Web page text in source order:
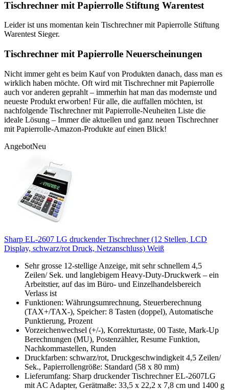
Tischrechner mit Papierrolle Stiftung Warentest
Leider ist uns momentan kein Tischrechner mit Papierrolle Stiftung
Warentest Sieger.
Tischrechner mit Papierrolle Neuerscheinungen
Nicht immer geht es beim Kauf von Produkten danach, dass man es
wirklich haben möchte. Oft wird mit Tischrechner mit Papierrolle
auch vor anderen geprahlt – immerhin hat man das modernste und
neueste Produkt erworben! Für alle, die auffallen möchten, ist
nachfolgende Tischrechner mit Papierrolle-Neuheiten Liste die
ideale Lösung – Immer die aktuellen und ganz neuen Tischrechner
mit Papierrolle-Amazon-Produkte auf einen Blick!
AngebotNeu
Sharp EL-2607 LG druckender Tischrechner (12 Stellen, LCD
Display, schwarz/rot Druck, Netzanschluss) Weiß
Sehr grosse 12-stellige Anzeige, mit sehr schnellem 4,5
Zeilen/ Sek. und langlebigem Heavy-Duty-Druckwerk – ein
Arbeitstier, auf das im Büro- und Einzelhandelsbereich
Verlass ist
Funktionen: Währungsumrechnung, Steuerberechnung
(TAX+/TAX-), Speicher: 8 Tasten (doppel), Automatische
Punktierung, Prozent
Vorzeichenwechsel (+/-), Korrekturtaste, 00 Taste, Mark-Up
Berechnungen (MU), Postenzähler, Resume Funktion,
Nachkommastellen, Runden
Druckfarben: schwarz/rot, Druckgeschwindigkeit 4,5 Zeilen/
Sek., Papierrollengröße: Standard (58 x 80 mm)
Lieferumfang: Sharp druckender Tischrechner EL-2607LG
mit AC Adapter, Gerätmaße: 33,5 x 22,2 x 7,8 cm und 1400 g